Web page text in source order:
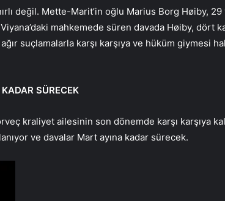
değil. Mette-Marit’in oğlu Marius Borg Høiby, 29
mahkemede süren davada Høiby, dört
suçlamalarla karşı karşıya ve hüküm giymesi
SÜRECEK
kraliyet ailesinin son dönemde karşı karşıya
ve davalar Mart ayına kadar sürecek.